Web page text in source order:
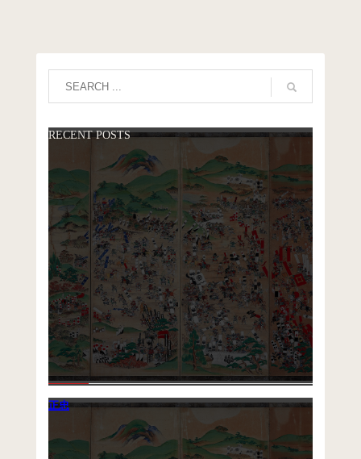
2023年8月
2023年3月
2021年12月
2021年10月
2021年5月
2020年12月
CATEGORIES
RECENT POSTS
正忠